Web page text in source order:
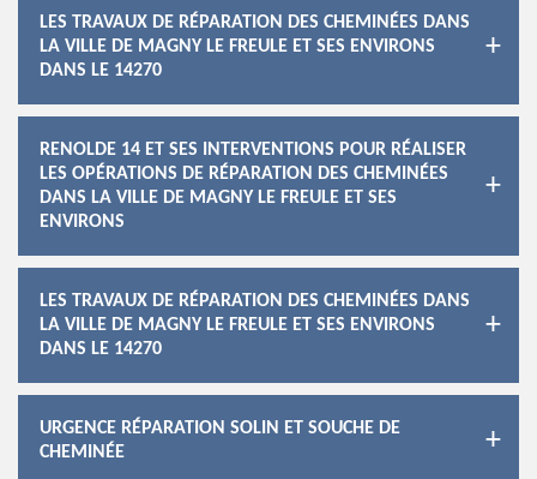
LES TRAVAUX DE RÉPARATION DES CHEMINÉES DANS
LA VILLE DE MAGNY LE FREULE ET SES ENVIRONS
DANS LE 14270
RENOLDE 14 ET SES INTERVENTIONS POUR RÉALISER
LES OPÉRATIONS DE RÉPARATION DES CHEMINÉES
DANS LA VILLE DE MAGNY LE FREULE ET SES
ENVIRONS
LES TRAVAUX DE RÉPARATION DES CHEMINÉES DANS
LA VILLE DE MAGNY LE FREULE ET SES ENVIRONS
DANS LE 14270
URGENCE RÉPARATION SOLIN ET SOUCHE DE
CHEMINÉE